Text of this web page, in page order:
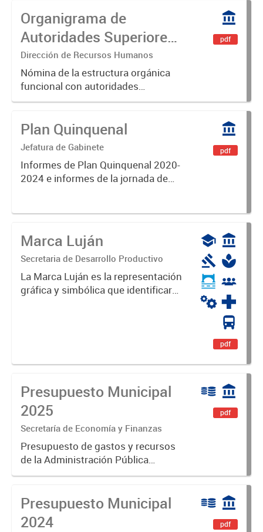
Organigrama de
Autoridades Superiores
del Departamento
Ejecutivo Marzo 2026
Dirección de Recursos Humanos
Nómina de la estructura orgánica
funcional con autoridades
superiores del departamento
pdf
Plan Quinquenal
Jefatura de Gabinete
Informes de Plan Quinquenal 2020-
2024 e informes de la jornada de
2029.
pdf
Marca Luján
Secretaria de Desarrollo Productivo
La Marca Luján es la representación
gráfica y simbólica que identificará
pdf
Presupuesto Municipal
2025
Secretaría de Economía y Finanzas
Presupuesto de gastos y recursos
de la Administración Pública
Municipal para el ejercicio 2025.
pdf
Presupuesto Municipal
2024
pdf